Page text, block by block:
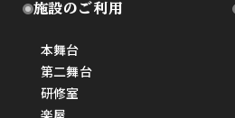
施設のご利用
本舞台
第二舞台
研修室